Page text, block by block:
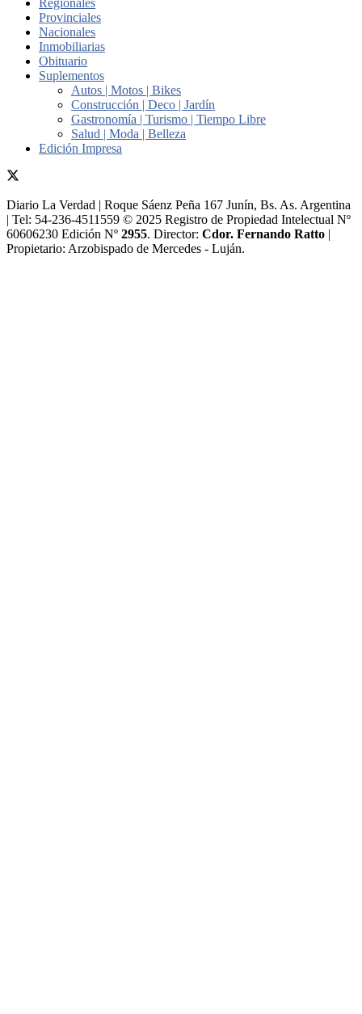
Provinciales
Nacionales
Inmobiliarias
Obituario
Suplementos
Autos | Motos | Bikes
Construcción | Deco | Jardín
Gastronomía | Turismo | Tiempo Libre
Salud | Moda | Belleza
Edición Impresa
Diario La Verdad | Roque Sáenz Peña 167 Junín, Bs. As. Argentina
| Tel: 54-236-4511559 © 2025 Registro de Propiedad Intelectual Nº
60606230 Edición Nº 2955. Director:​ Cdor. Fernando Ratto |
Propietario:​ Arzobispado de Mercedes - Luján.